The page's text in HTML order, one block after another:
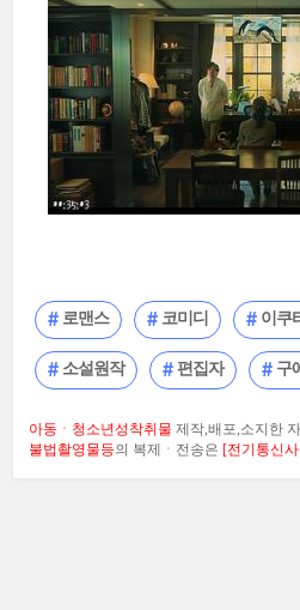
로맨스 코미디 이쿠
소설원작 편집자 구
아동ㆍ청소년성착취물 제작,배포,소지한
불법촬영물등의 복제ㆍ전송은 [전기통신